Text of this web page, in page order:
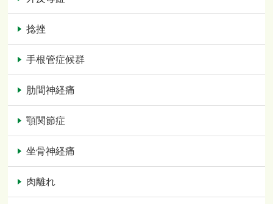
捻挫
手根管症候群
肋間神経痛
顎関節症
坐骨神経痛
肉離れ